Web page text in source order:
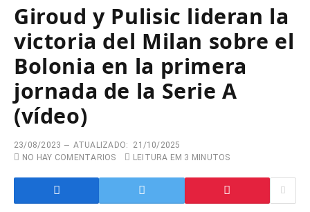
Giroud y Pulisic lideran la
victoria del Milan sobre el
Bolonia en la primera
jornada de la Serie A
(vídeo)
23/08/2023 ATUALIZADO:
21/10/2025
NO HAY COMENTARIOS
LEITURA EM 3 MINUTOS